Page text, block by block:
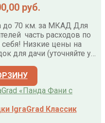
руб.
до 70 км. за МКАД Для
часть расходов по
Низкие цены на
для дачи (уточняйте у…
IgraGrad Классик